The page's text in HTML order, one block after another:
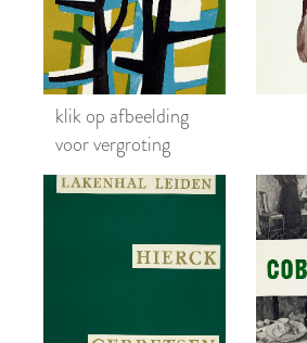
klik op afbeelding
voor vergroting